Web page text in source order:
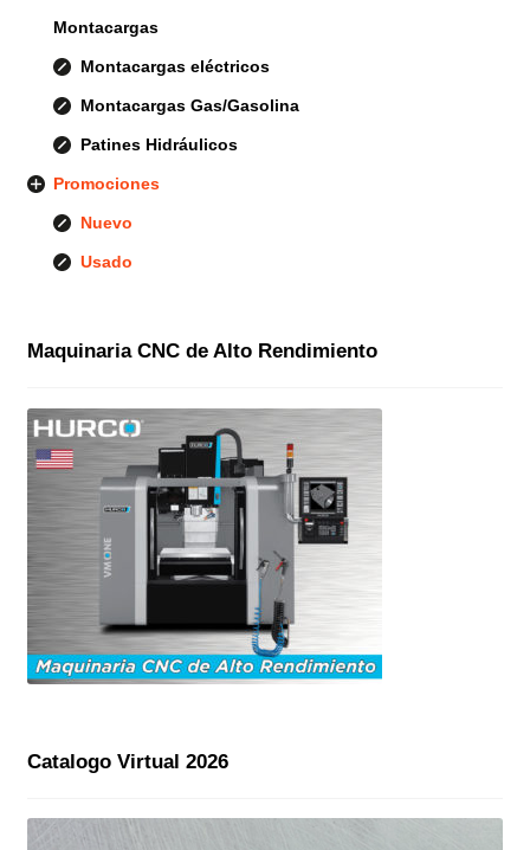
Montacargas
Montacargas eléctricos
Montacargas Gas/Gasolina
Patines Hidráulicos
Promociones
Nuevo
Usado
Maquinaria CNC de Alto Rendimiento
Catalogo Virtual 2026